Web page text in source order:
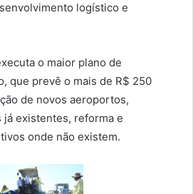
logístico e
o maior plano de
que prevê o mais de R$ 250
de novos aeroportos,
existentes, reforma e
onde não existem.